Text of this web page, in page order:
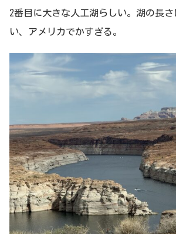
2番目に大きな人工湖らしい。湖の長さ
い、アメリカでかすぎる。